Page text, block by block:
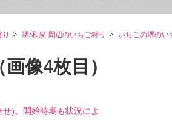
堺/和泉 周辺のいちご狩り いちごの堺のい
像4枚目）
)。開始時期も状況によ